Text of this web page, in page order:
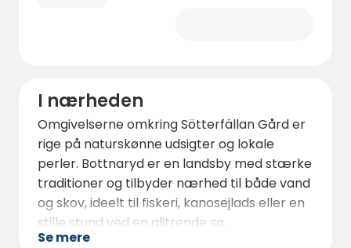
I nærheden
Omgivelserne omkring Sötterfällan Gård er
rige på naturskønne udsigter og lokale
perler. Bottnaryd er en landsby med stærke
traditioner og tilbyder nærhed til både vand
og skov, ideelt til fiskeri, kanosejlads eller en
stille stund ved en glitrende sø.
Se mere